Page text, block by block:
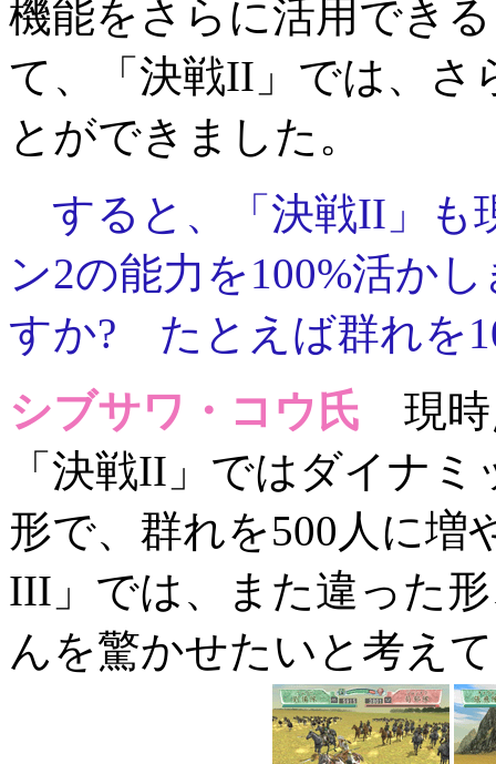
機能をさらに活用でき
て、「決戦II」では、さ
とができました。
すると、「決戦II」も
ン2の能力を100%活か
すか? たとえば群れを
シブサワ・コウ氏 現時
「決戦II」ではダイナ
形で、群れを500人に増
III」では、また違った
んを驚かせたいと考え